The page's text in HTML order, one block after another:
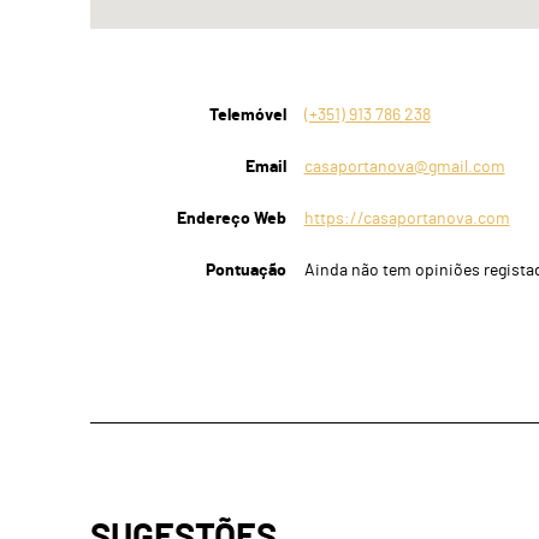
Telemóvel (+351) 913 786 238
Email casaportanova@gmail.com
Endereço Web https://casaportanova.com
Pontuação Ainda não tem opiniões